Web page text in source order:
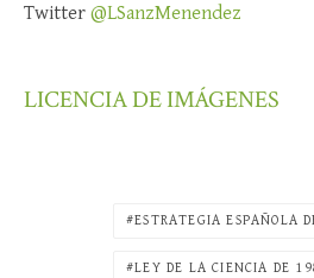
Twitter @LSanzMenendez
LICENCIA DE IMÁGENES
ESTRATEGIA ESPAÑOLA
LEY DE LA CIENCIA DE